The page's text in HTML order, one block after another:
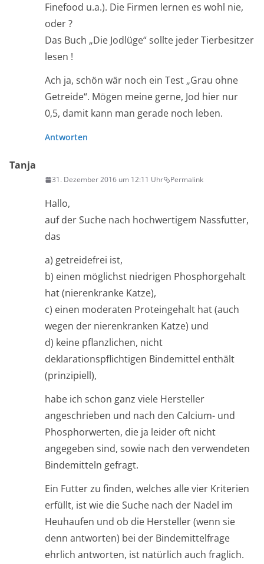
Finefood u.a.). Die Firmen lernen es wohl nie,
oder ?
Das Buch „Die Jodlüge“ sollte jeder Tierbesitzer
lesen !
Ach ja, schön wär noch ein Test „Grau ohne
Getreide“. Mögen meine gerne, Jod hier nur
0,5, damit kann man gerade noch leben.
Antworten
Tanja
31. Dezember 2016 um 12:11 Uhr Permalink
Hallo,
auf der Suche nach hochwertigem Nassfutter,
das
a) getreidefrei ist,
b) einen möglichst niedrigen Phosphorgehalt
hat (nierenkranke Katze),
c) einen moderaten Proteingehalt hat (auch
wegen der nierenkranken Katze) und
d) keine pflanzlichen, nicht
deklarationspflichtigen Bindemittel enthält
(prinzipiell),
habe ich schon ganz viele Hersteller
angeschrieben und nach den Calcium- und
Phosphorwerten, die ja leider oft nicht
angegeben sind, sowie nach den verwendeten
Bindemitteln gefragt.
Ein Futter zu finden, welches alle vier Kriterien
erfüllt, ist wie die Suche nach der Nadel im
Heuhaufen und ob die Hersteller (wenn sie
denn antworten) bei der Bindemittelfrage
ehrlich antworten, ist natürlich auch fraglich.